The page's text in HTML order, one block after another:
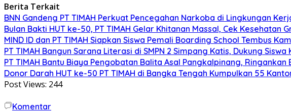
Berita Terkait
BNN Gandeng PT TIMAH Perkuat Pencegahan Narkoba di Lingkungan
Bulan Bakti HUT ke-50, PT TIMAH Gelar Khitanan Massal, Cek
MIND ID dan PT TIMAH Siapkan Siswa Pemali Boarding School Tembus
PT TIMAH Bangun Sarana Literasi di SMPN 2 Simpang Katis, Dukung
PT TIMAH Bantu Biaya Pengobatan Balita Asal Pangkalpinang, Ringankan
Donor Darah HUT ke-50 PT TIMAH di Bangka Tengah Kumpulkan 55
Post Views: 244
Komentar